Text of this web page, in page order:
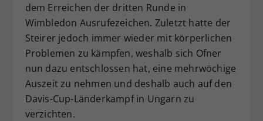
dem Erreichen der dritten Runde in
Wimbledon Ausrufezeichen. Zuletzt hatte der
Steirer jedoch immer wieder mit körperlichen
Problemen zu kämpfen, weshalb sich Ofner
nun dazu entschlossen hat, eine mehrwöchige
Auszeit zu nehmen und deshalb auch auf den
Davis-Cup-Länderkampf in Ungarn zu
verzichten.